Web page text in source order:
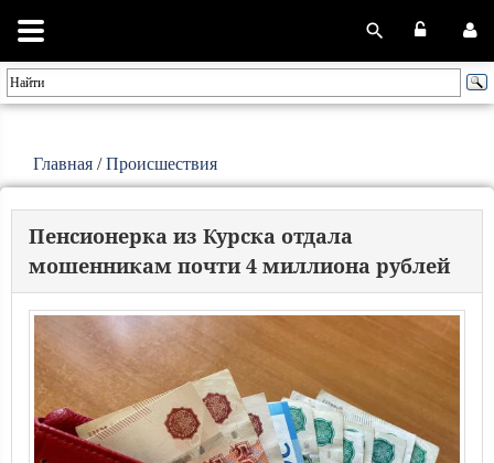
Главная /Происшествия
Пенсионерка из Курска отдала
мошенникам почти 4 миллиона рублей